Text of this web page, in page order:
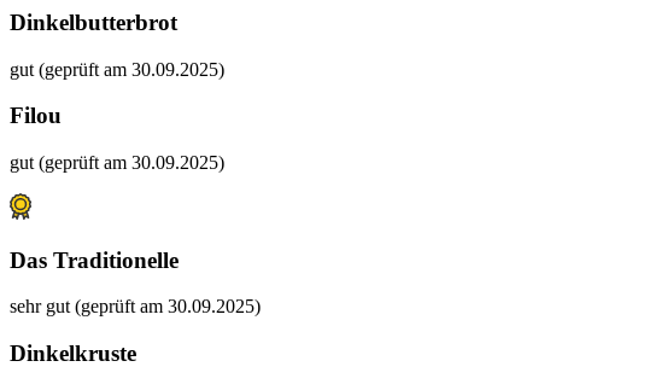
Dinkelbutterbrot
gut (geprüft am 30.09.2025)
Filou
gut (geprüft am 30.09.2025)
Das Traditionelle
sehr gut (geprüft am 30.09.2025)
Dinkelkruste